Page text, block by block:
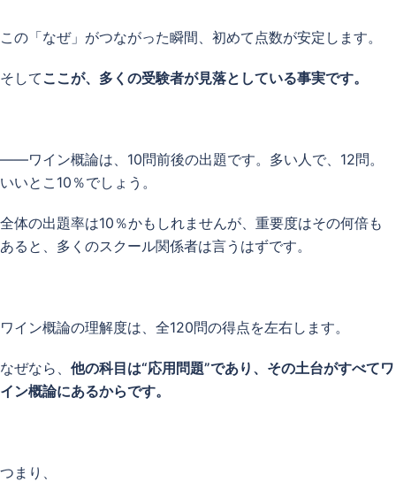
この「なぜ」がつながった瞬間、初めて点数が安定します。
そして ここが、多くの受験者が見落としている事実です。
——ワイン概論は、10問前後の出題です。多い人で、12問。
いいとこ10％でしょう。
全体の出題率は10％かもしれませんが、重要度はその何倍も
あると、多くのスクール関係者は言うはずです。
ワイン概論の理解度は、全120問の得点を左右します。
なぜなら、 他の科目は“応用問題”であり、その土台がすべてワ
イン概論にあるからです。
つまり、